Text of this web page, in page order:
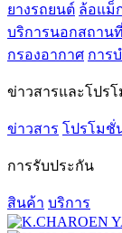
ยางรถยนต์ ล้อแม็
บริการนอกสถานที่
กรองอากาศ การ
ข่าวสารและโปร
ข่าวสาร โปรโมชั่
การรับประกัน
สินค้า บริการ